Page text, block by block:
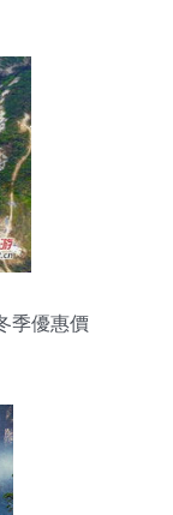
季優惠價